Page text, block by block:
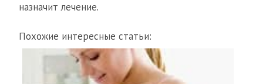
назначит лечение.
Похожие интересные статьи: